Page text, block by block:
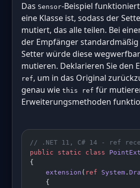
Das Sensor-Beispiel
eine Klasse ist, sodass der
mutiert, das alle teilen. Bei
der Empfänger
Setter würde diese
mutieren. Deklarieren Sie den
ref, um in das Original
genau wie this ref für
Erweiterungsmethoden
// .NET 11, C# 14 - ref
public static class
{
    extension
( ref System .
    {